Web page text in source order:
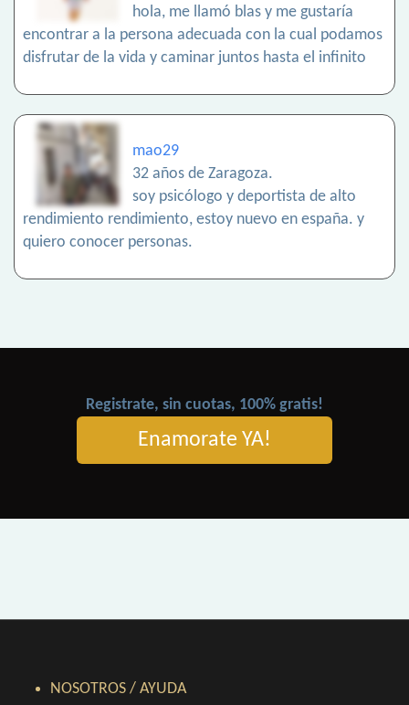
hola, me llamó blas y me gustaría
encontrar a la persona adecuada con la cual podamos
disfrutar de la vida y caminar juntos hasta el infinito
mao29
32 años de Zaragoza.
soy psicólogo y deportista de alto
rendimiento rendimiento, estoy nuevo en españa. y
quiero conocer personas.
Registrate, sin cuotas, 100% gratis!
Enamorate YA!
NOSOTROS / AYUDA